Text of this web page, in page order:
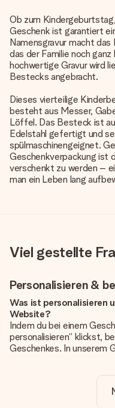
Ob zum
Geschenk ist garantiert
Namensgravur macht
das der Familie noch
hochwertige Gravur wird
Bestecks angebracht.
Dieses vierteilige
besteht aus Messer,
Löffel. Das Besteck ist
Edelstahl gefertigt und
spülmaschinengeignet.
Geschenkverpackung ist
verschenkt zu werden –
man ein Leben lang
Viel gestellte
Personalisieren &
Was ist personalisieren
Website?
Indem du bei einem
personalisieren“ klickst,
Geschenkes. In unserem
noch eines unserer
Geschenk die perfekte